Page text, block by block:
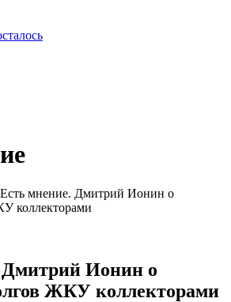
Есть мнение. Дмитрий Ионин о
коллекторами
Ионин о
ЖКУ коллекторами